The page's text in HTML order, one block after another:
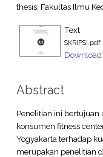
thesis, Fakultas Ilmu
Text
SKRIPSI.pdf
Download
Abstract
Penelitian ini
konsumen fitness
Yogyakarta terhadap
merupakan penelitian